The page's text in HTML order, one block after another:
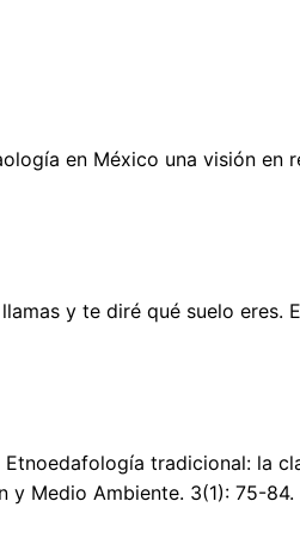
en México una visión en
y te diré qué suelo eres.
Etnoedafología tradicional: la
y Medio Ambiente. 3(1): 75-84.